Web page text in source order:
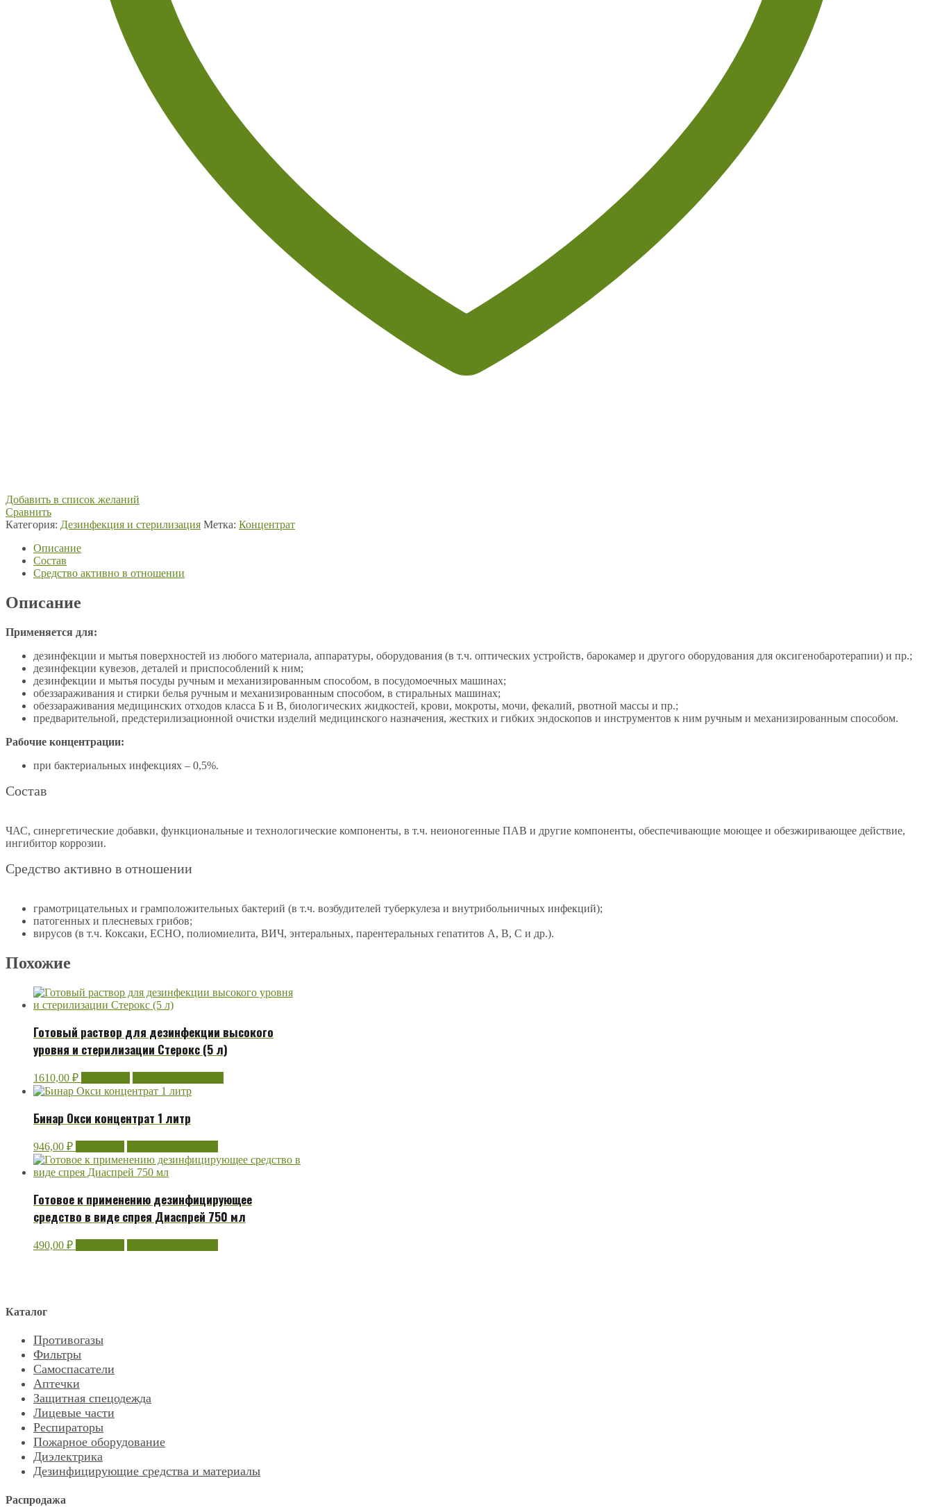
Добавить в список желаний
Сравнить
Категория: Дезинфекция и стерилизация Метка: Концентрат
Описание
Состав
Средство активно в отношении
Описание
Применяется для:
дезинфекции и мытья поверхностей из любого материала, аппаратуры, оборудования (в т.ч. оптических устройств, барокамер и другого оборудования для оксигенобаротерапии) и пр.;
дезинфекции кувезов, деталей и приспособлений к ним;
дезинфекции и мытья посуды ручным и механизированным способом, в посудомоечных машинах;
обеззараживания и стирки белья ручным и механизированным способом, в стиральных машинах;
обеззараживания медицинских отходов класса Б и В, биологических жидкостей, крови, мокроты, мочи, фекалий, рвотной массы и пр.;
предварительной, предстерилизационной очистки изделий медицинского назначения, жестких и гибких эндоскопов и инструментов к ним ручным и механизированным способом.
Рабочие концентрации:
при бактериальных инфекциях – 0,5%.
Состав
ЧАС, синергетические добавки, функциональные и технологические компоненты, в т.ч. неионогенные ПАВ и другие компоненты, обеспечивающие моющее и обезжиривающее действие,
ингибитор коррозии.
Средство активно в отношении
грамотрицательных и грамположительных бактерий (в т.ч. возбудителей туберкулеза и внутрибольничных инфекций);
патогенных и плесневых грибов;
вирусов (в т.ч. Коксаки, ЕСНО, полиомиелита, ВИЧ, энтеральных, парентеральных гепатитов А, В, С и др.).
Похожие
Готовый раствор для дезинфекции высокого
уровня и стерилизации Стерокс (5 л)
1610,00 ₽
Бинар Окси концентрат 1 литр
946,00 ₽
Готовое к применению дезинфицирующее
средство в виде спрея Диаспрей 750 мл
490,00 ₽
Каталог
Противогазы
Фильтры
Самоспасатели
Аптечки
Защитная спецодежда
Лицевые части
Респираторы
Пожарное оборудование
Диэлектрика
Дезинфицирующие средства и материалы
Распродажа